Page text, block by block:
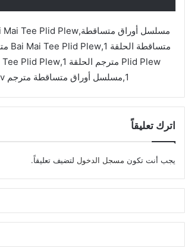
1,مسلسل أوراق متساقطة مترجم asia2tv
اترك تعليقاً
يجب أنت تكون مسجل الدخول لتضيف تعليقاً.